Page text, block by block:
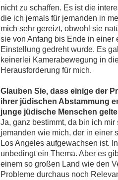
nicht zu schaffen. Es ist die
die ich jemals für jemanden in
mich sehr gereizt, obwohl sie
sie von Anfang bis Ende in
Einstellung gedreht wurde. Es
keinerlei Kamerabewegung in
Herausforderung für mich.
Glauben Sie, dass einige der
ihrer jüdischen Abstammung
junge jüdische Menschen
Ja, ganz bestimmt, da bin ich
jemanden wie mich, der in einer
Los Angeles aufgewachsen ist.
unbedingt ein Thema. Aber es
einem so großen Land wie den
Probleme durchaus noch